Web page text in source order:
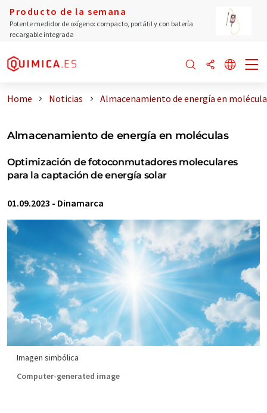
Producto de la semana
Potente medidor de oxígeno: compacto, portátil y con batería
recargable integrada
Home Noticias Almacenamiento de energía en
Almacenamiento de energía en moléculas
Optimización de fotoconmutadores moleculares
para la captación de energía solar
01.09.2023 - Dinamarca
Imagen simbólica
Computer-generated image